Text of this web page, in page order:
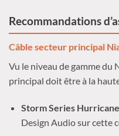
Recommandations
Câble secteur principal
Vu le niveau de gamme du
principal doit être à la
Storm Series Hurricane
Design Audio sur cette